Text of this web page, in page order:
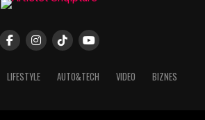
LIFESTYLE AUTO&TECH VIDEO BIZNES